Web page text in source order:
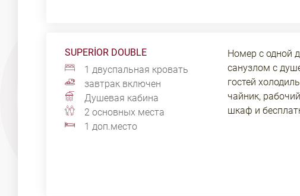
SUPERIOR DOUBLE
1 двуспальная кровать
завтрак включен
Душевая кабина
2 основных места
1 доп.место
Номер с одной
санузлом с
гостей
чайник,
шкаф и